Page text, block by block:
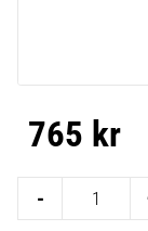
765 kr
-